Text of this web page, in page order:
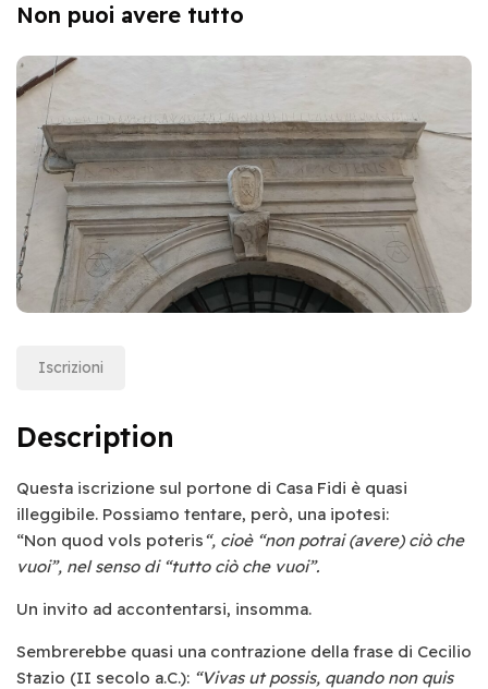
Non puoi avere tutto
Iscrizioni
Description
Questa iscrizione sul portone di Casa Fidi è quasi
illeggibile. Possiamo tentare, però, una ipotesi:
“Non quod vols poteris“, cioè “non potrai (avere) ciò che
vuoi”, nel senso di “tutto ciò che vuoi”.
Un invito ad accontentarsi, insomma.
Sembrerebbe quasi una contrazione della frase di Cecilio
Stazio (II secolo a.C.): “Vivas ut possis, quando non quis